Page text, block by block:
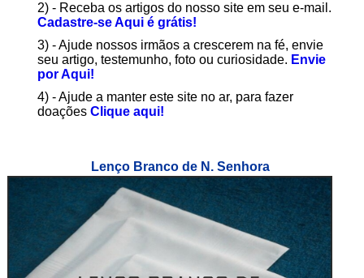
2) - Receba os artigos do nosso site em seu e-mail.
Cadastre-se Aqui é grátis!
3) - Ajude nossos irmãos a crescerem na fé, envie
seu artigo, testemunho, foto ou curiosidade. Envie
por Aqui!
4) - Ajude a manter este site no ar, para fazer
doações Clique aqui!
Lenço Branco de N. Senhora